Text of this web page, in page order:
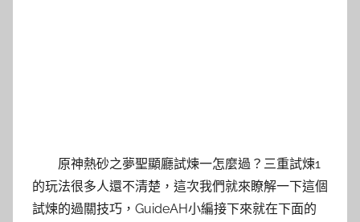
原神熱砂之夢聖顯廳試煉一怎麼過？三重試煉1
的玩法很多人還不清楚，這次我們就來瞭解一下這個
試煉的過關技巧，GuideAH小編接下來就在下面的